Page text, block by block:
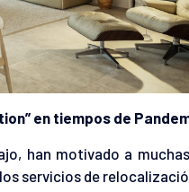
en tiempos de
han motivado a
servicios de